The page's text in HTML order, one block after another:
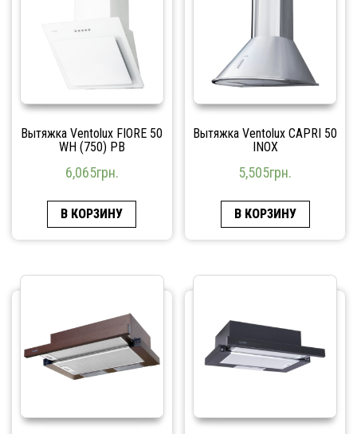
Вытяжка Ventolux FIORE 50
WH (750) PB
6,065грн.
В КОРЗИНУ
Вытяжка Ventolux CAPRI 50
INOX
5,505грн.
В КОРЗИНУ